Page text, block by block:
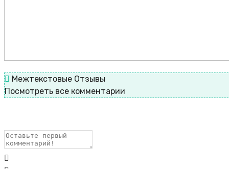
Межтекстовые Отзывы
Посмотреть все комментарии